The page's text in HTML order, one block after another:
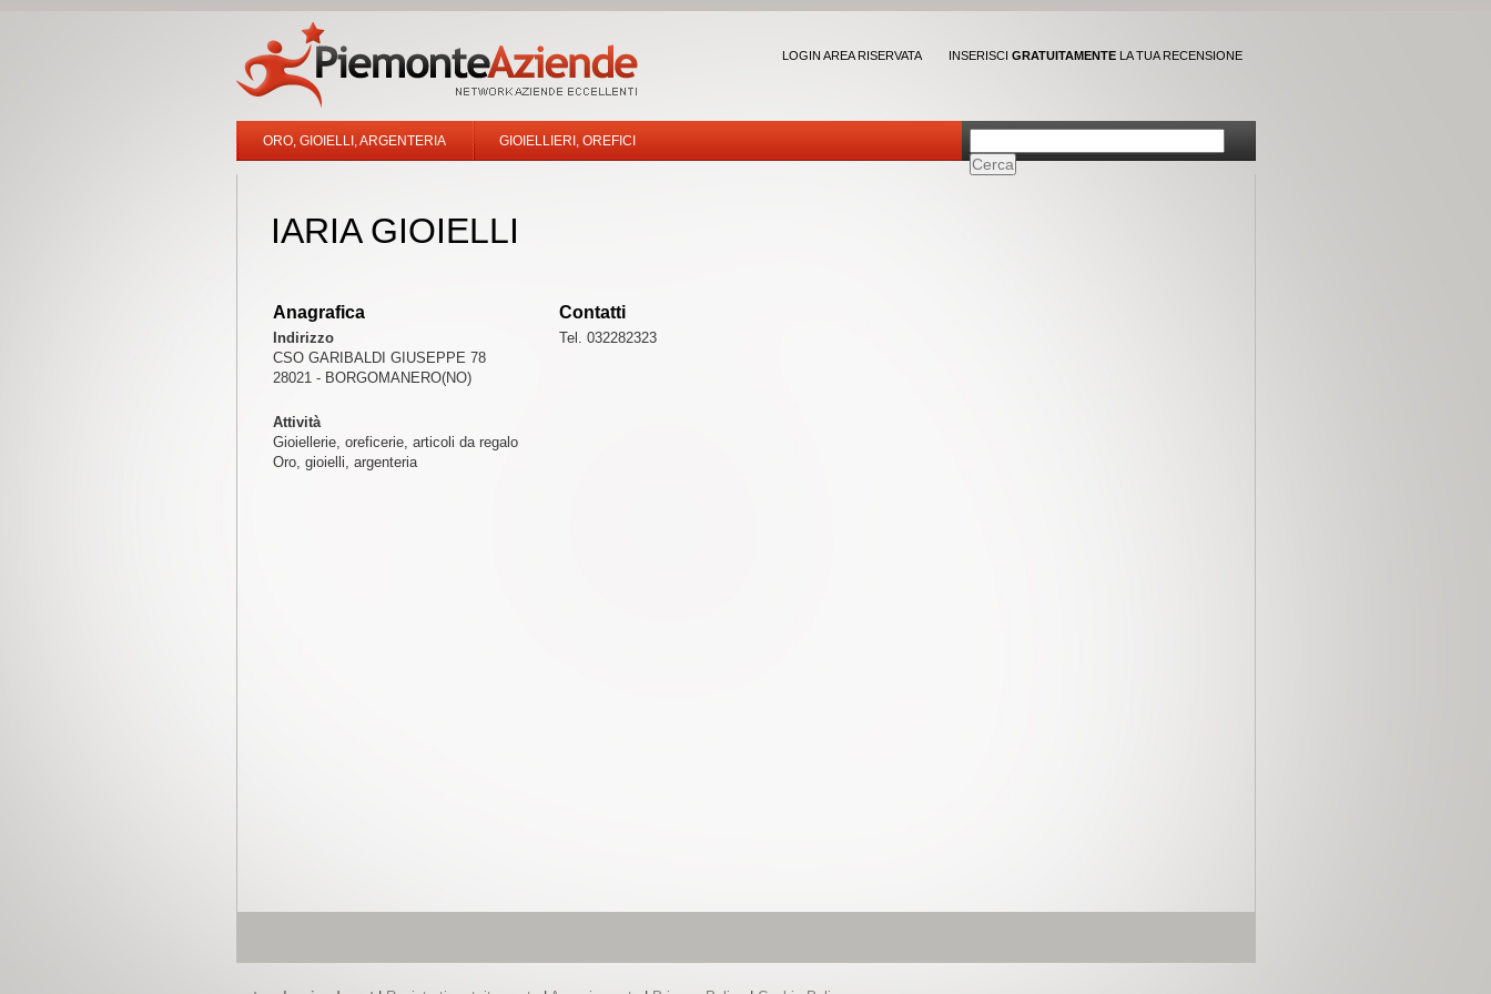
LOGIN AREA RISERVATA INSERISCI GRATUITAMENTELA TUA RECENSIONE
ORO, GIOIELLI, ARGENTERIA GIOIELLIERI, OREFICI
IARIA GIOIELLI
Anagrafica
Indirizzo
CSO GARIBALDI GIUSEPPE 78
28021 - BORGOMANERO(NO)
Contatti
Tel. 032282323
Attività
Gioiellerie, oreficerie, articoli da regalo
Oro, gioielli, argenteria